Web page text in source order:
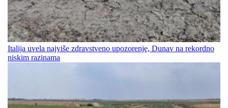
Italija uvela najviše zdravstveno upozorenje, Dunav na rekordno
niskim razinama